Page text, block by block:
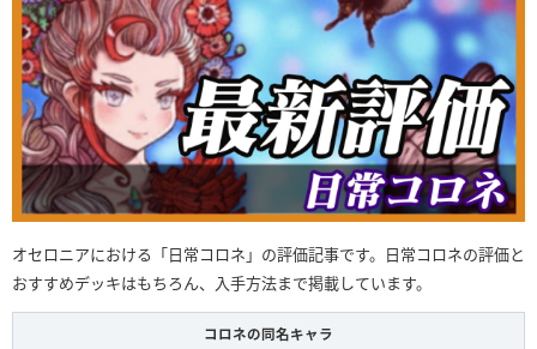
オセロニアにおける「日常コロネ」の評価記事です。日常コロネの評価と
おすすめデッキはもちろん、入手方法まで掲載しています。
コロネの同名キャラ